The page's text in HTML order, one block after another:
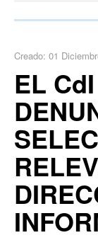
Creado: 01
EL